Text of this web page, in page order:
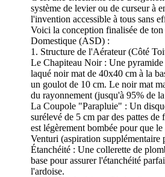
système de levier ou de curseur à
l'invention accessible à tous sans
Voici la conception finalisée de
Domestique (ASD) :
1. Structure de l'Aérateur (Côté
Le Chapiteau Noir : Une pyramide
laqué noir mat de 40x40 cm à la
un goulot de 10 cm. Le noir mat
du rayonnement (jusqu'à 95% de
La Coupole "Parapluie" : Un
surélevé de 5 cm par des pattes
est légèrement bombée pour que
Venturi (aspiration supplémentaire
Étanchéité : Une collerette de
base pour assurer l'étanchéité
l'ardoise.